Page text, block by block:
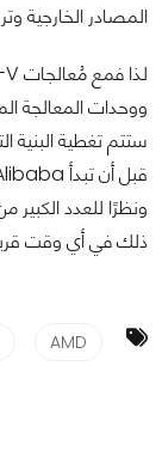
المصادر الخارجية
ستتم تغطية البنية
ونظرًا للعدد
ذلك في أي وقت
AMD